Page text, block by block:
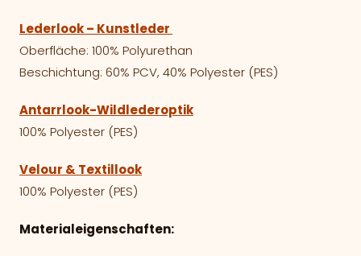
Lederlook – Kunstleder
Oberfläche: 100% Polyurethan
Beschichtung: 60% PCV, 40% Polyester (PES)
Antarrlook-Wildlederoptik
100% Polyester (PES)
Velour & Textillook
100% Polyester (PES)
Materialeigenschaften: